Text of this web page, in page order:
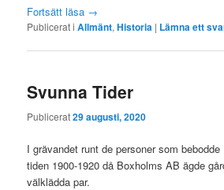
Fortsätt läsa →
Publicerat i Allmänt,Historia | Lämna ett
Svunna Tider
Publicerat29 augusti, 2020
I grävandet runt de personer som
tiden 1900-1920 då Boxholms AB ägde
välklädda par.